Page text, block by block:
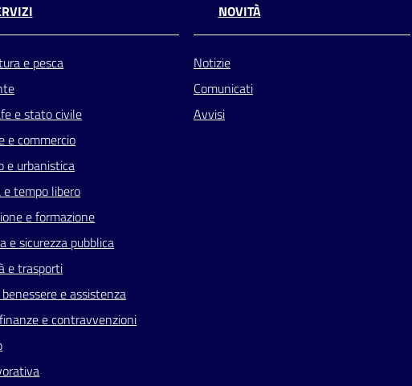
e pesca
e stato civile
e commercio
e urbanistica
e tempo libero
e formazione
e sicurezza pubblica
e trasporti
e assistenza
e contravvenzioni
NOVITÀ
Notizie
Comunicati
Avvisi